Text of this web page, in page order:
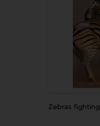
Zebras fighting